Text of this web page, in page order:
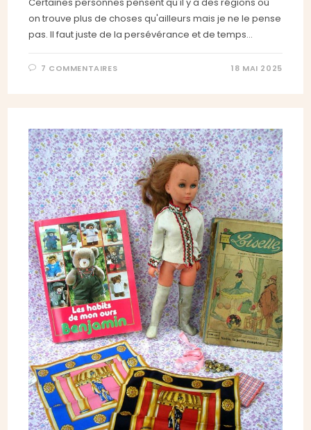
on trouve plus de choses qu'ailleurs mais je ne le pense
pas. Il faut juste de la persévérance et de temps…
7 COMMENTAIRES 18 MAI 2025